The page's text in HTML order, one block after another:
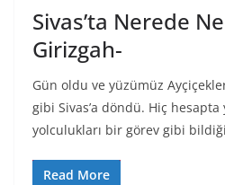
Sivas’ta Nerede
Girizgah-
Gün oldu ve yüzümüz
gibi Sivas’a döndü. Hiç hesapta
yolculukları bir görev gibi
Read More